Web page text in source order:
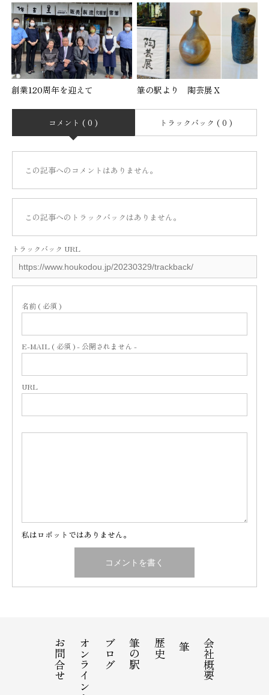
創業120周年を迎えて 筆の駅より 陶芸展Ｘ
コメント ( 0 ) トラックバック ( 0 )
この記事へのコメントはありません。
この記事へのトラックバックはありません。
トラックバック URL
名前 ( 必須 )
E-MAIL ( 必須 ) - 公開されません -
URL
私はロボットではありません。
会社概要
筆
歴史
筆の駅
ブログ
お問合せ